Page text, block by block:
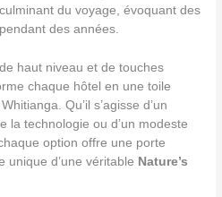
du voyage, évoquant des
des années.
haut niveau et de touches
chaque hôtel en une toile
Qu’il s’agisse d’un
la technologie ou d’un modeste
option offre une porte
unique d’une véritable Nature’s